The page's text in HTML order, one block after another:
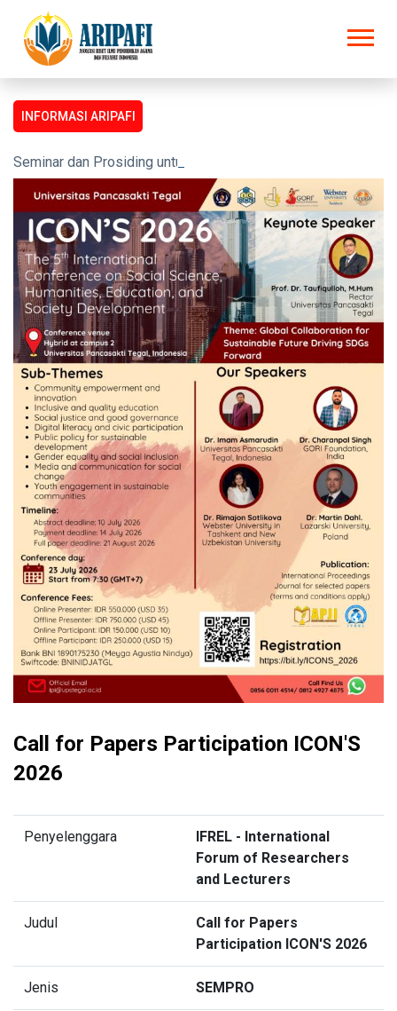
INFORMASI ARIPAFI
Seminar dan Prosiding untuk semua kalangan
Call for Papers Participation ICON'S
2026
Penyelenggara
IFREL - International
Forum of Researchers
and Lecturers
Judul
Call for Papers
Participation ICON'S 2026
Jenis SEMPRO